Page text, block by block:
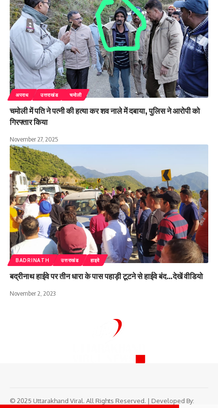
अपराध उत्तराखंड चमोली
चमोली में पति ने पत्नी की हत्या कर शव नाले में दबाया, पुलिस ने आरोपी को
गिरफ्तार किया
November 27, 2025
BADRINATH उत्तराखंड हाइवे
बद्रीनाथ हाईवे पर तीन धारा के पास पहाड़ी टूटने से हाईवे बंद…देखें वीडियो
November 2, 2023
© 2025 Uttarakhand Viral. All Rights Reserved. | Developed By: